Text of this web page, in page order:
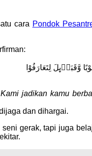
cara Pondok
وَّقَبَاۤىِٕلَ لِتَعَارَفُوْا
jadikan kamu
dan dihargai.
gerak, tapi juga